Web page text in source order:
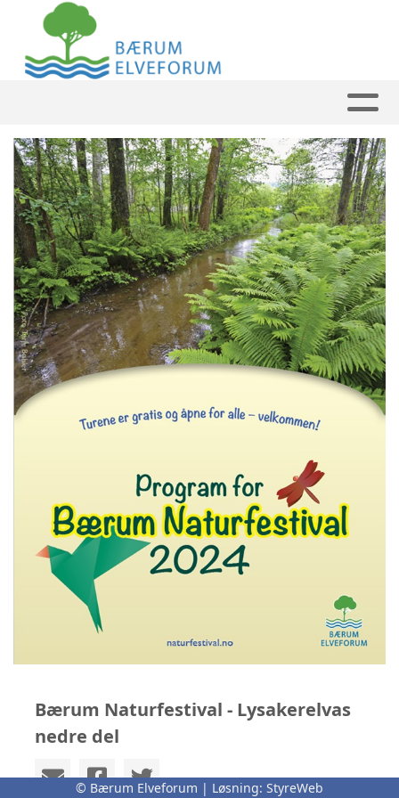
Bærum Naturfestival - Lysakerelvas
nedre del
© Bærum Elveforum | Løsning: StyreWeb